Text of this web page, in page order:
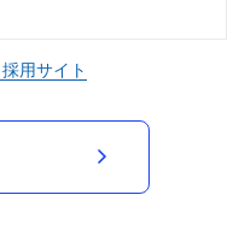
採用サイト